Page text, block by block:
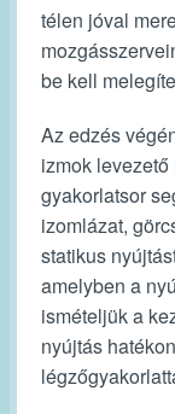
télen jóval
be kell
Az edzés
izmok
gyakorlatsor
izomlázat,
statikus
amelyben a
ismételjük a
nyújtás